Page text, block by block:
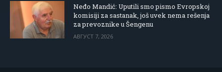
Neđo Mandić: Uputili smo pismo Evropskoj
komisiji za sastanak, još uvek nema rešenja
za prevoznike u Šengenu
АВГУСТ 7, 2026